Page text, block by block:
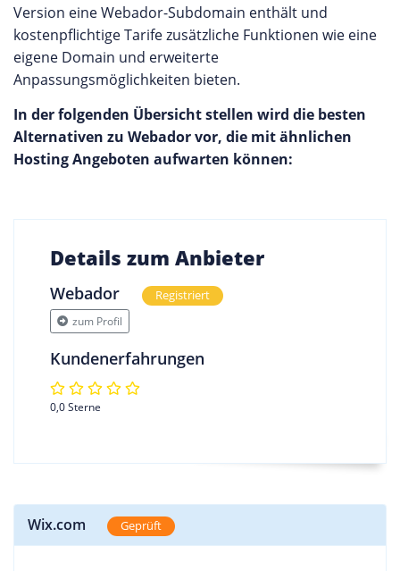
Version eine Webador-Subdomain enthält und
kostenpflichtige Tarife zusätzliche Funktionen wie eine
eigene Domain und erweiterte
Anpassungsmöglichkeiten bieten.
In der folgenden Übersicht stellen wird die besten
Alternativen zu Webador vor, die mit ähnlichen
Hosting Angeboten aufwarten können:
Details zum Anbieter
Webador
Registriert
zum Profil
Kundenerfahrungen
0,0 Sterne
Wix.com Geprüft